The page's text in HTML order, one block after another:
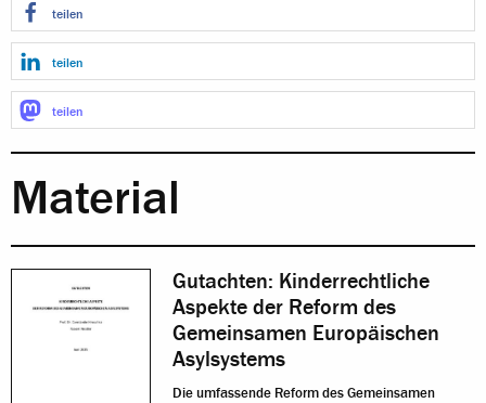
teilen
teilen
teilen
Material
Gutachten: Kinderrechtliche
Aspekte der Reform des
Gemeinsamen Europäischen
Asylsystems
Die umfassende Reform des Gemeinsamen